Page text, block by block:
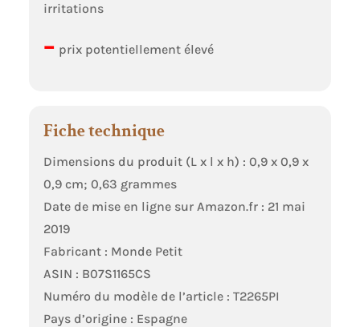
irritations
– prix potentiellement élevé
Fiche technique
Dimensions du produit (L x l x h) : 0,9 x 0,9 x
0,9 cm; 0,63 grammes
Date de mise en ligne sur Amazon.fr : 21 mai
2019
Fabricant : Monde Petit
ASIN : B07S1165CS
Numéro du modèle de l’article : T2265PI
Pays d’origine : Espagne